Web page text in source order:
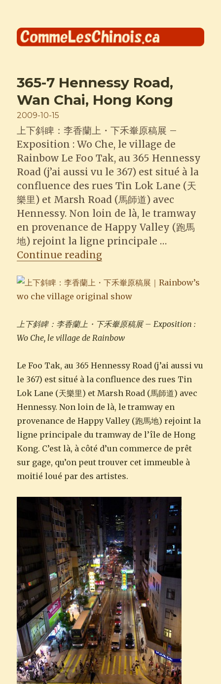
Comme les Chinois
365-7 Hennessy Road,
Wan Chai, Hong Kong
Posted
on
2009-10-15
上下斜睥：李香蘭上・下禾輋原稿展 –
Exposition : Wo Che, le village de
Rainbow Le Foo Tak, au 365 Hennessy
Road (j’ai aussi vu le 367) est situé à la
confluence des rues Tin Lok Lane (天
樂里) et Marsh Road (馬師道) avec
Hennessy. Non loin de là, le tramway
en provenance de Happy Valley (跑馬
地) rejoint la ligne principale …
Continue reading“365-7 Hennessy Road,
上下斜睥：李香蘭上・下禾輋原稿展 – Exposition :
Wo Che, le village de Rainbow
Le Foo Tak, au 365 Hennessy Road (j’ai aussi vu
le 367) est situé à la confluence des rues Tin
Lok Lane (天樂里) et Marsh Road (馬師道) avec
Hennessy. Non loin de là, le tramway en
provenance de Happy Valley (跑馬地) rejoint la
ligne principale du tramway de l’île de Hong
Kong. C’est là, à côté d’un commerce de prêt
sur gage, qu’on peut trouver cet immeuble à
moitié loué par des artistes.